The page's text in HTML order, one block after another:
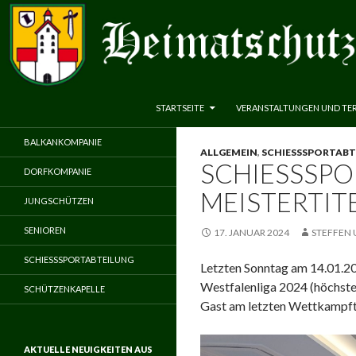
Heimatschutzverein Neuenbeken 1583 e.V.
STARTSEITE
VERANSTALTUNGEN UND
ALLGEMEIN,
17. JANUAR 2024 STEFFEN
Letzten Sonntag am
Westfalenliga 2024
Gast am letzten
BALKANKOMPANIE
DORFKOMPANIE
JUNGSCHÜTZEN
SENIOREN
SCHIESSSPORTABTEILUNG
SCHÜTZENKAPELLE
AKTUELLE NEUIGKEITEN AUS